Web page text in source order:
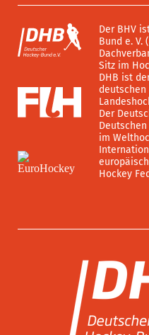
Der BHV
Bund e. V.
Sitz im
DHB ist
deutschen
Der
im
Hockey